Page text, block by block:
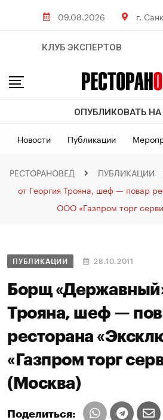
09.08.2026 г.
КЛУБ ЭКСПЕРТОВ
ОПУБЛИКОВАТЬ НА
Новости Публикации
РЕСТОРАНОВЕД ПУБЛИКАЦИИ
от Георгия Трояна, шеф — повар
ООО «Газпром торг
ПУБЛИКАЦИИ 28.10.2011
Борщ
Трояна, шеф —
ресторана
«Газпром торг
(Москва)
Поделиться: